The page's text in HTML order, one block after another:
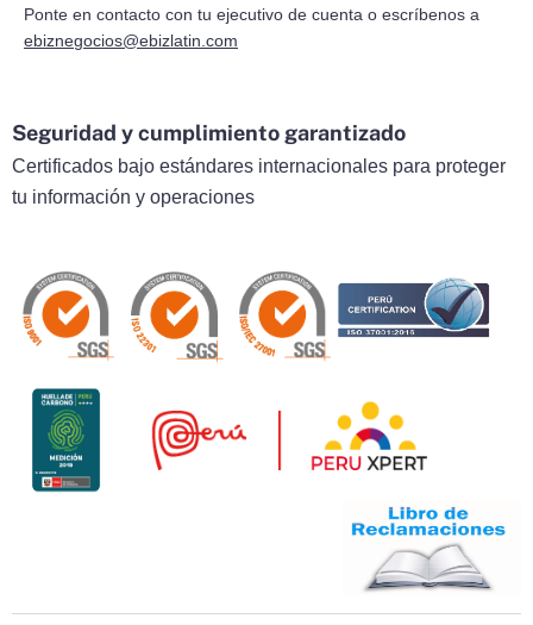
Ponte en contacto con tu ejecutivo de cuenta o escríbenos a
ebiznegocios@ebizlatin.com
Seguridad y cumplimiento garantizado
Certificados bajo estándares internacionales para proteger
tu información y operaciones